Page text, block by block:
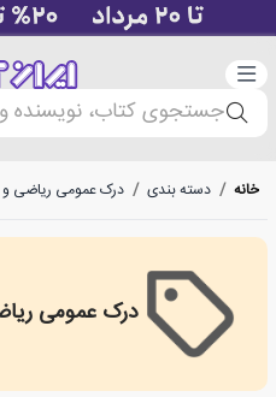
دسته‌بندی
جستجوی کتاب، نویسنده
خانه / دسته بندی / درک عمومی ریاضی
درک عمومی
درک عمومی